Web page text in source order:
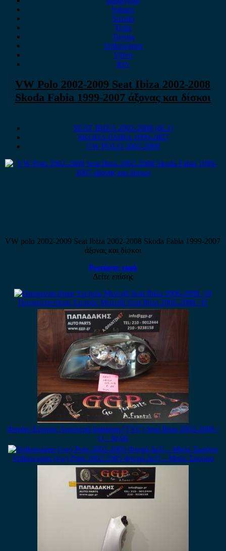
Subaru
Suzuki
Tesla
Toyota
Volkswagen
Volvo
Xev
VW Polo 2002-2009 Seat Ibiza 2002-2008
Skoda Fabia 1999-2007 άξονας και δίσκοι
SEAT IBIZA 2002-2008 (6L1)
SKODA FABIA 1999-2007
VW POLO 2002-2009
VW polo 2002-2009 Seat Ibiza 2002-2008 Skoda Fabia 1999-2007
άξονας και δίσκοι
Ρωτήστε τιμή
Δείτε επίσης
Προφυλακτήρας Εμπρός Μολυβί Seat Ibiza 2006-2008 / Θ
Φανάρι Εμπρός Αριστερό Imitation (TYC) Seat Ibiza 2002-2008 /
Ο / 30,00
Volkswagen (vw) Polo 2002-2005 Φτερό Δεξί – Μπλε Σκούρο